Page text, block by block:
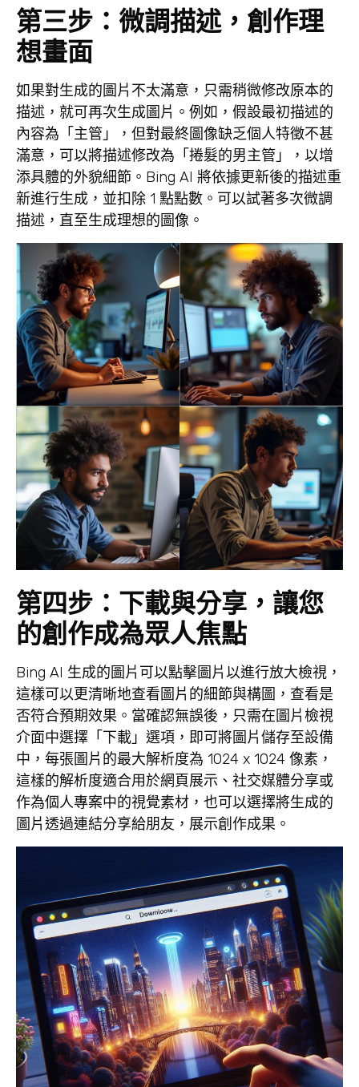
第三步：微調描述，創作理
想畫面
如果對生成的圖片不太滿意，只需稍微修改原本的
描述，就可再次生成圖片。例如，假設最初描述的
內容為「主管」，但對最終圖像缺乏個人特徵不甚
滿意，可以將描述修改為「捲髮的男主管」，以增
添具體的外貌細節。Bing AI 將依據更新後的描述重
新進行生成，並扣除 1 點點數。可以試著多次微調
描述，直至生成理想的圖像。
第四步：下載與分享，讓您
的創作成為眾人焦點
Bing AI 生成的圖片可以點擊圖片以進行放大檢視，
這樣可以更清晰地查看圖片的細節與構圖，查看是
否符合預期效果。當確認無誤後，只需在圖片檢視
介面中選擇「下載」選項，即可將圖片儲存至設備
中，每張圖片的最大解析度為 1024 x 1024 像素，
這樣的解析度適合用於網頁展示、社交媒體分享或
作為個人專案中的視覺素材，也可以選擇將生成的
圖片透過連結分享給朋友，展示創作成果。